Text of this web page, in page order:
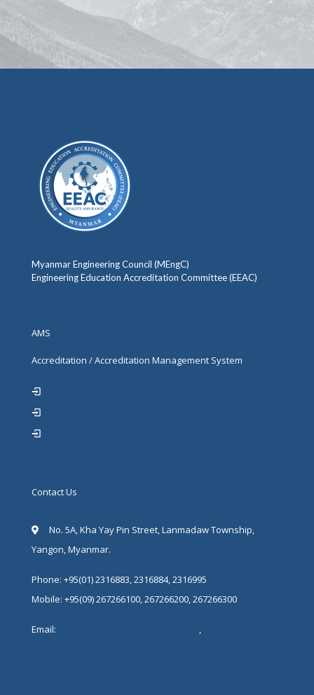
Myanmar Engineering Council (MEngC)
Engineering Education Accreditation Committee (EEAC)
AMS
Accreditation / Accreditation Management System
Contact Us
No. 5A, Kha Yay Pin Street, Lanmadaw Township,
Yangon, Myanmar.
Phone: +95(01) 2316883, 2316884, 2316995
Mobile: +95(09) 267266100, 267266200, 267266300
Email:
,